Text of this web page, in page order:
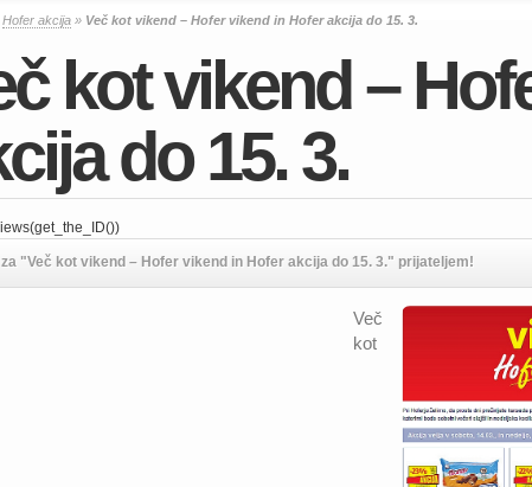
Hofer akcija » Več kot vikend – Hofer vikend in Hofer akcija do 15. 3.
kot vikend –
do 15. 3.
"Več kot vikend – Hofer vikend in Hofer akcija do 15. 3." prijateljem!
Več
kot